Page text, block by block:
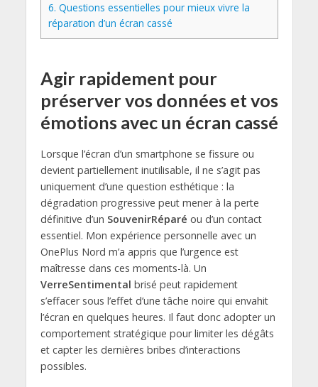
6. Questions essentielles pour mieux vivre la
réparation d’un écran cassé
Agir rapidement pour
préserver vos données et vos
émotions avec un écran cassé
Lorsque l’écran d’un smartphone se fissure ou
devient partiellement inutilisable, il ne s’agit pas
uniquement d’une question esthétique : la
dégradation progressive peut mener à la perte
définitive d’un SouvenirRéparé ou d’un contact
essentiel. Mon expérience personnelle avec un
OnePlus Nord m’a appris que l’urgence est
maîtresse dans ces moments-là. Un
VerreSentimental brisé peut rapidement
s’effacer sous l’effet d’une tâche noire qui envahit
l’écran en quelques heures. Il faut donc adopter un
comportement stratégique pour limiter les dégâts
et capter les dernières bribes d’interactions
possibles.